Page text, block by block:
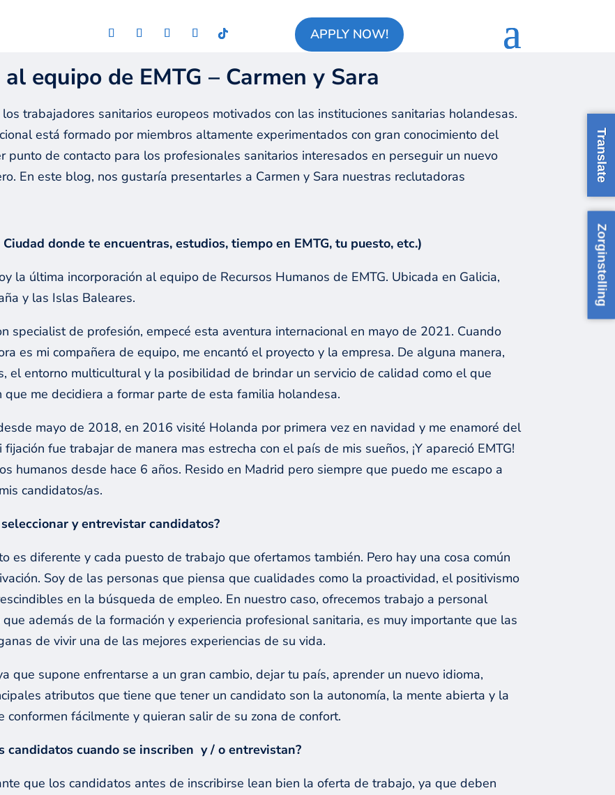
APPLY NOW!
Zorginstelling
al equipo de EMTG – Carmen y Sara
trabajadores sanitarios europeos motivados con las instituciones sanitarias holandesas.
está formado por miembros altamente experimentados con gran conocimiento del
punto de contacto para los profesionales sanitarios interesados ​​en perseguir un nuevo
En este blog, nos gustaría presentarles a Carmen y Sara nuestras reclutadoras
donde te encuentras, estudios, tiempo en EMTG, tu puesto, etc.)
la última incorporación al equipo de Recursos Humanos de EMTG. Ubicada en Galicia,
y las Islas Baleares.
specialist de profesión, empecé esta aventura internacional en mayo de 2021. Cuando
es mi compañera de equipo, me encantó el proyecto y la empresa. De alguna manera,
el entorno multicultural y la posibilidad de brindar un servicio de calidad como el que
que me decidiera a formar parte de esta familia holandesa.
mayo de 2018, en 2016 visité Holanda por primera vez en navidad y me enamoré del
fue trabajar de manera mas estrecha con el país de mis sueños, ¡Y apareció EMTG!
humanos desde hace 6 años. Resido en Madrid pero siempre que puedo me escapo a
candidatos/as.
y entrevistar candidatos?
es diferente y cada puesto de trabajo que ofertamos también. Pero hay una cosa común
Soy de las personas que piensa que cualidades como la proactividad, el positivismo
en la búsqueda de empleo. En nuestro caso, ofrecemos trabajo a personal
además de la formación y experiencia profesional sanitaria, es muy importante que las
de vivir una de las mejores experiencias de su vida.
que supone enfrentarse a un gran cambio, dejar tu país, aprender un nuevo idioma,
atributos que tiene que tener un candidato son la autonomía, la mente abierta y la
conformen fácilmente y quieran salir de su zona de confort.
candidatos cuando se inscriben y / o entrevistan?
que los candidatos antes de inscribirse lean bien la oferta de trabajo, ya que deben
Translate